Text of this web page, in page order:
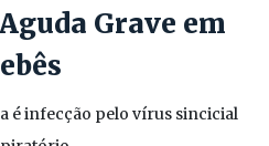
Grave em
é infecção pelo vírus sincicial